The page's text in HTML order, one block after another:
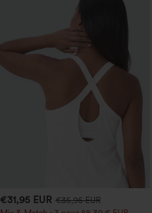
€31,95 EUR €35,95 EUR